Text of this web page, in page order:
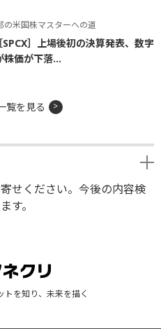
の米国株マスターへの道
SPCX］上場後初の決算発表、数字
株価が下落...
覧を見る
せください。今後の内容検
す。
トを知り、未来を描く